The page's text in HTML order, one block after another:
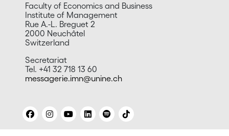
Faculty of Economics and Business
Institute of Management
Rue A.-L. Breguet 2
2000 Neuchâtel
Switzerland
Secretariat
Tel. +41 32 718 13 60
messagerie.imn@unine.ch